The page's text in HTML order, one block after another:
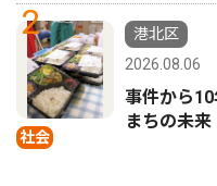
2
社会
港北区
2026.08.06
事件から
まちの未来